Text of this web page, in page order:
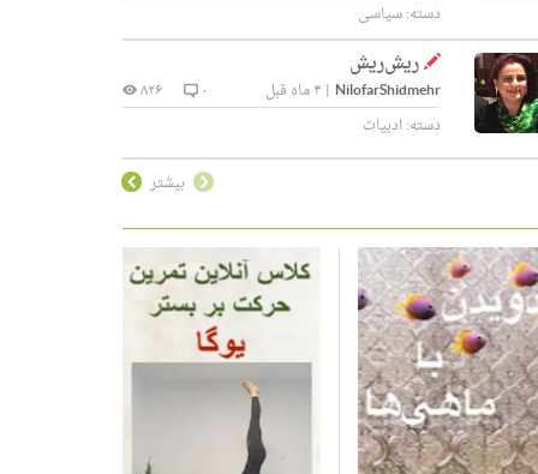
دسته:سیاسی
ریش‌ریش
NilofarShidmehr
| ۴ ماه قبل ۰
۸۲۶
دسته:ادبیات
بیشتر